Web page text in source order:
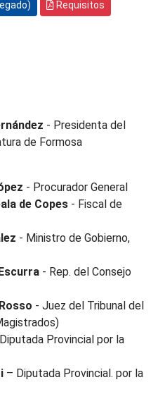
Requisitos
- Presidenta del
de Formosa
- Procurador General
de Copes - Fiscal de
- Ministro de Gobierno,
- Rep. del Consejo
- Juez del Tribunal del
Provincial por la
– Diputada Provincial. por la